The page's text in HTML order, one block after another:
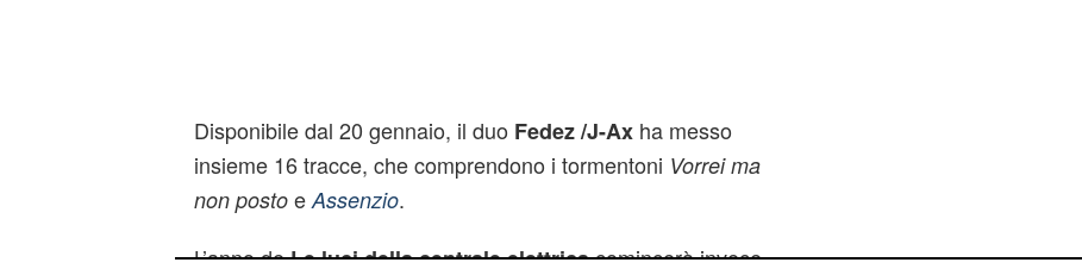
Disponibile dal 20 gennaio, il duo Fedez /J-Axha messo
insieme 16 tracce, che comprendono i tormentoni Vorrei ma
non postoeAssenzio.
L’anno deLe luci della centrale elettricacomincerà invece